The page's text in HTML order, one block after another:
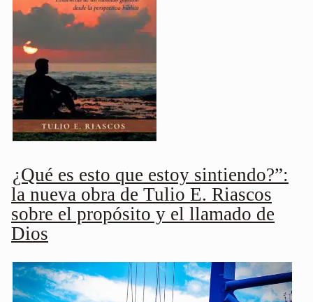
¿Qué es esto que estoy sintiendo?”:
la nueva obra de Tulio E. Riascos
sobre el propósito y el llamado de
Dios